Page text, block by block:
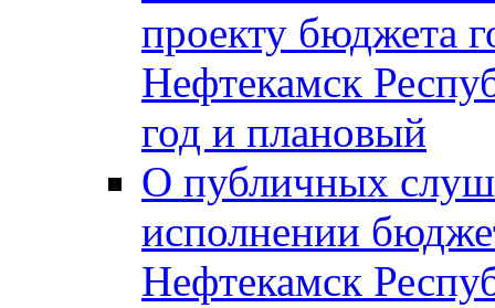
проекту бюджета
Нефтекамск
год и плановый
О публичных
исполнении
Нефтекамск